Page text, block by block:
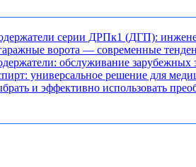
серии ДРПк1 (ДГП):
ворота — современные
обслуживание зарубежных
универсальное решение для
и эффективно использовать